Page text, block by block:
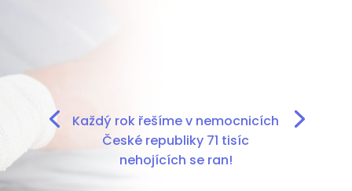
Každý rok řešíme v nemocnicích
České republiky 71 tisíc
nehojících se ran!